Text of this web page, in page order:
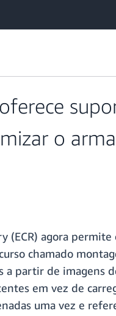
o
(ECR) agora
chamado
a partir de imagens
em vez de
uma vez e